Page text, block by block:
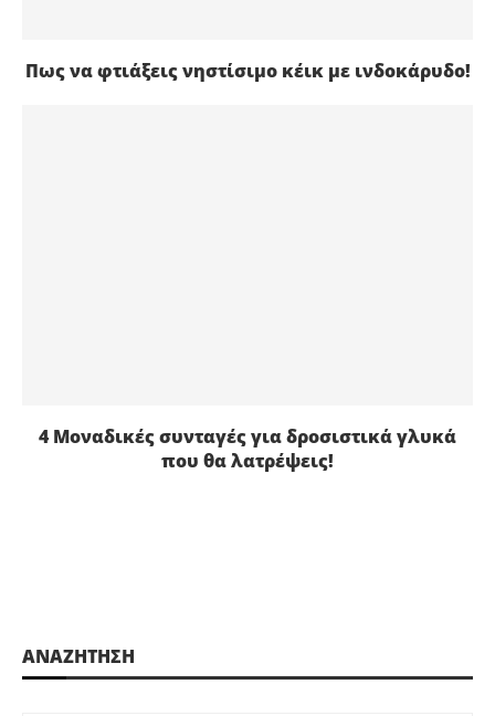
Πως να φτιάξεις νηστίσιμο κέικ με ινδοκάρυδο!
4 Μοναδικές συνταγές για δροσιστικά γλυκά
που θα λατρέψεις!
ΑΝΑΖΗΤΗΣΗ